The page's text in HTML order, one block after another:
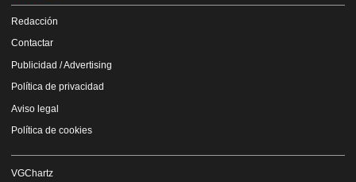
Redacción
Contactar
Publicidad / Advertising
Política de privacidad
Aviso legal
Política de cookies
VGChartz